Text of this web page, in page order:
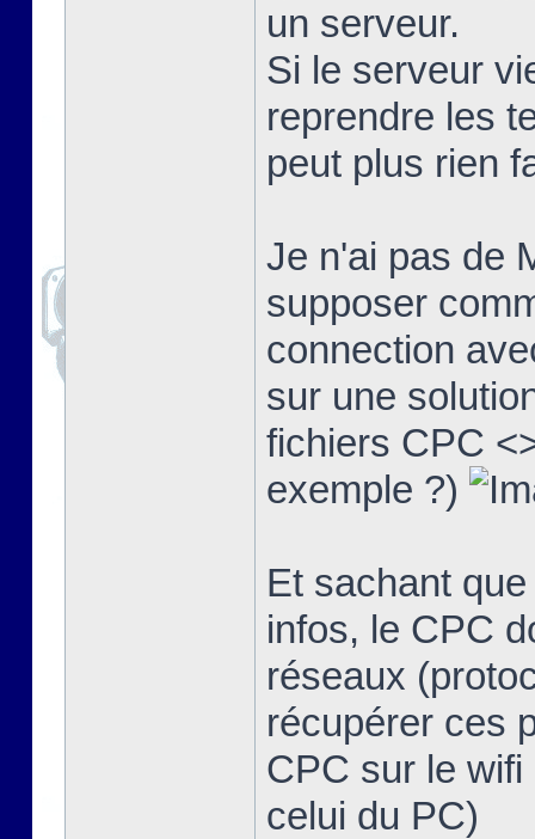
un serveur.
Si le serveur
reprendre les
peut plus rien
Je n'ai pas de
supposer
connection
sur une
fichiers CPC
exemple ?)
Et sachant
infos, le CPC
réseaux
récupérer ces
CPC sur le
celui du PC)